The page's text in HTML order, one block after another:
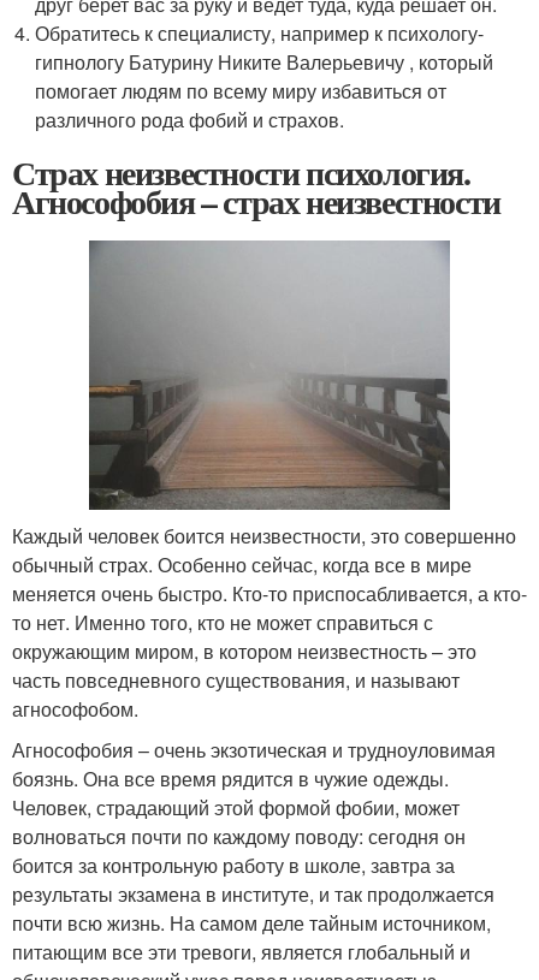
Обратитесь к специалисту, например к психологу-
гипнологу Батурину Никите Валерьевичу , который
помогает людям по всему миру избавиться от
различного рода фобий и страхов.
Страх неизвестности психология.
Агнософобия – страх неизвестности
Каждый человек боится неизвестности, это совершенно
обычный страх. Особенно сейчас, когда все в мире
меняется очень быстро. Кто-то приспосабливается, а кто-
то нет. Именно того, кто не может справиться с
окружающим миром, в котором неизвестность – это
часть повседневного существования, и называют
агнософобом.
Агнософобия – очень экзотическая и трудноуловимая
боязнь. Она все время рядится в чужие одежды.
Человек, страдающий этой формой фобии, может
волноваться почти по каждому поводу: сегодня он
боится за контрольную работу в школе, завтра за
результаты экзамена в институте, и так продолжается
почти всю жизнь. На самом деле тайным источником,
питающим все эти тревоги, является глобальный и